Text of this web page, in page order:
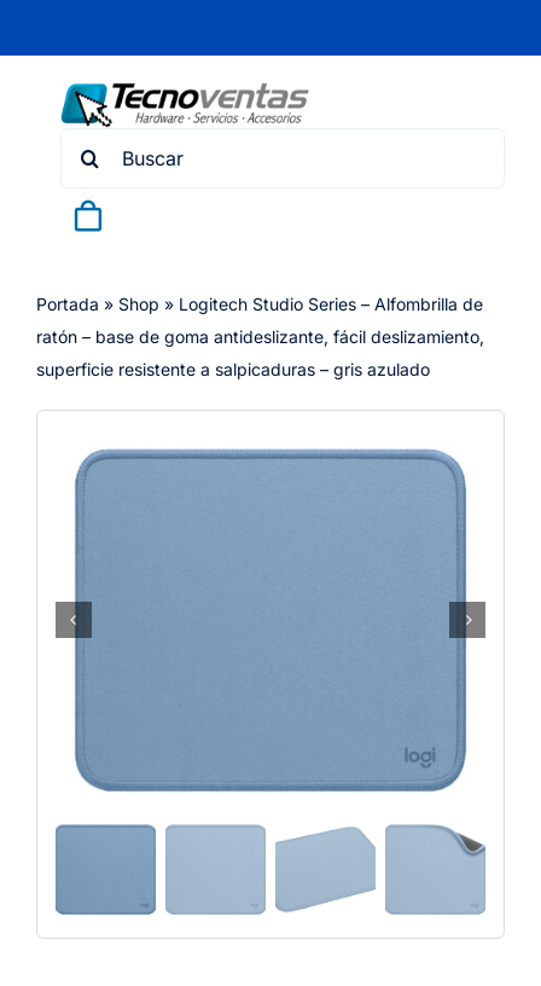
content
Search
Portada » Shop » Logitech Studio Series – Alfombrilla de
ratón – base de goma antideslizante, fácil deslizamiento,
superficie resistente a salpicaduras – gris azulado